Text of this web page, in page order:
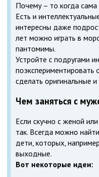
Почему – то когда
Есть и
интересны даже
лет можно играть в
пантомимы.
Устройте с подругами
сделать оригинальные
Чем заняться с
Если скучно с женой
так. Всегда можно
дети, которых,
выходные.
Вот некоторые идеи: